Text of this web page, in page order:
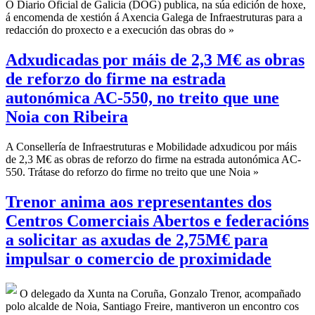
O Diario Oficial de Galicia (DOG) publica, na súa edición de hoxe,
á encomenda de xestión á Axencia Galega de Infraestruturas para a
redacción do proxecto e a execución das obras do »
Adxudicadas por máis de 2,3 M€ as obras
de reforzo do firme na estrada
autonómica AC-550, no treito que une
Noia con Ribeira
A Consellería de Infraestruturas e Mobilidade adxudicou por máis
de 2,3 M€ as obras de reforzo do firme na estrada autonómica AC-
550. Trátase do reforzo do firme no treito que une Noia »
Trenor anima aos representantes dos
Centros Comerciais Abertos e federacións
a solicitar as axudas de 2,75M€ para
impulsar o comercio de proximidade
O delegado da Xunta na Coruña, Gonzalo Trenor, acompañado
polo alcalde de Noia, Santiago Freire, mantiveron un encontro cos